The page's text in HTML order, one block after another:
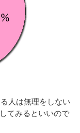
人は無理をしない
てみるといいので